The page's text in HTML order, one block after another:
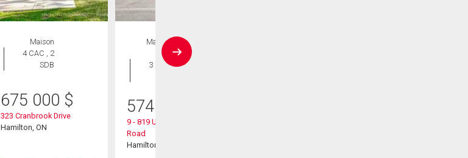
Maison
4 CAC , 2
SDB
675 000 $
323 Cranbrook Drive
Hamilton, ON
Maison en
rangée
3 CAC , 3
574 900
9 - 819 Upper Paradise
Road
Hamilton, ON